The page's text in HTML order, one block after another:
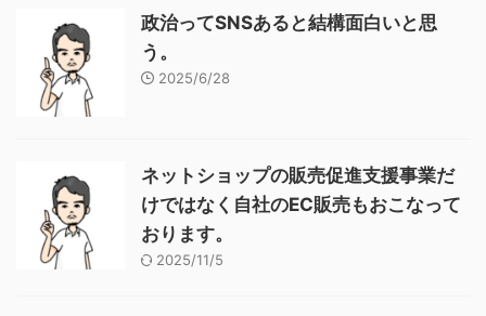
政治ってSNSあると結構面白いと思
う。
2025/6/28
ネットショップの販売促進支援事業だ
けではなく自社のEC販売もおこなって
おります。
2025/11/5